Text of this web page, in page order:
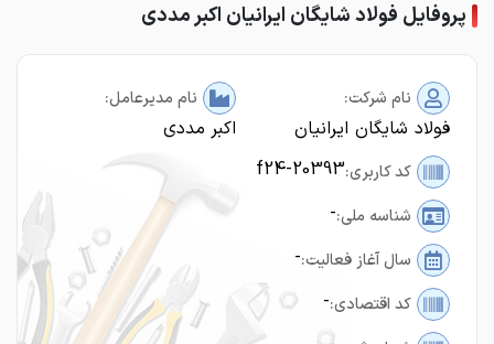
پروفایل فولاد شایگان ایرانیان اکبر مددی
نام شرکت:
فولاد شایگان ایرانیان
نام مدیرعامل:
اکبر مددی
کد کاربری:f24-20393
شناسه ملی:-
سال آغاز فعالیت:-
کد اقتصادی:-